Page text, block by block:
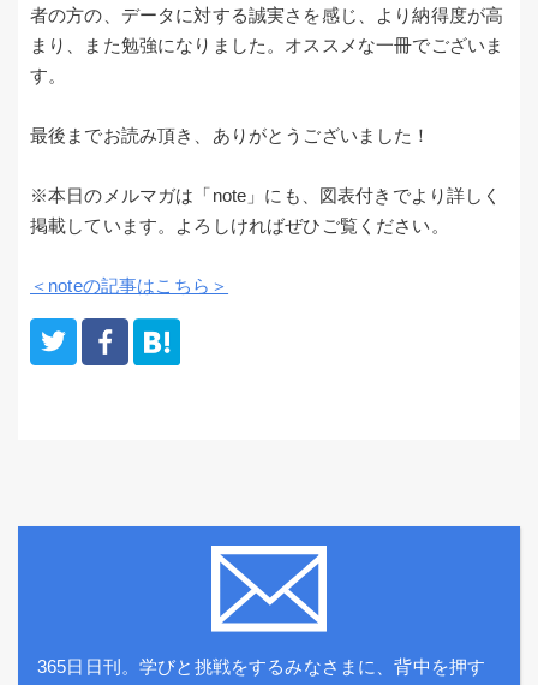
者の方の、データに対する誠実さを感じ、より納得度が高
まり、また勉強になりました。オススメな一冊でございま
す。
最後までお読み頂き、ありがとうございました！
※本日のメルマガは「note」にも、図表付きでより詳しく
掲載しています。よろしければぜひご覧ください。
＜noteの記事はこちら＞
365日日刊。学びと挑戦をするみなさまに、背中を押す